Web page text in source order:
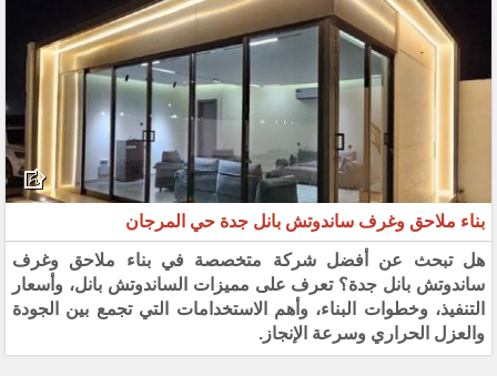
بناء ملاحق وغرف ساندوتش بانل جدة حي المرجان
هل تبحث عن أفضل شركة متخصصة في بناء ملاحق وغرف
ساندوتش بانل جدة؟ تعرف على مميزات الساندوتش بانل، وأسعار
التنفيذ، وخطوات البناء، وأهم الاستخدامات التي تجمع بين الجودة
والعزل الحراري وسرعة الإنجاز.